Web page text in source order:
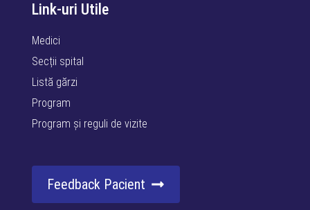
Link-uri Utile
Medici
Secții spital
Listă gărzi
Program
Program și reguli de vizite
Feedback Pacient